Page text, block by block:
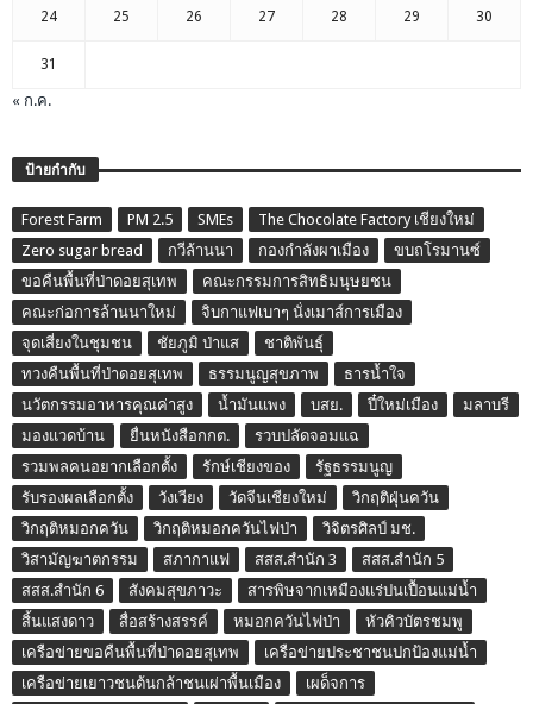
24 25 26 27 28 29 30
31
« ก.ค.
ป้ายกำกับ
Forest Farm PM 2.5 SMEs
The Chocolate Factory เชียงใหม่
Zero sugar bread
กวีล้านนา กองกำลังผาเมือง
ขบถโรมานซ์
ขอคืนพื้นที่ป่าดอยสุเทพ
คณะกรรมการสิทธิมนุษยชน
คณะก่อการล้านนาใหม่
จิบกาแฟเบาๆ นั่งเมาส์การเมือง
จุดเสี่ยงในชุมชน
ชัยภูมิ ป่าแส
ชาติพันธุ์
ทวงคืนพื้นที่ป่าดอยสุเทพ
ธรรมนูญสุขภาพ
ธารน้ำใจ
นวัตกรรมอาหารคุณค่าสูง
น้ำมันแพง บสย. ปี๋ใหม่เมือง
มลาบรี
มองแวดบ้าน
ยื่นหนังสือกกต.
รวบปลัดจอมแฉ
รวมพลคนอยากเลือกตั้ง
รักษ์เชียงของ
รัฐธรรมนูญ
รับรองผลเลือกตั้ง
วังเวียง วัดจีนเชียงใหม่
วิกฤติฝุ่นควัน
วิกฤติหมอกควัน
วิกฤติหมอกควันไฟป่า
วิจิตรศิลป์ มช.
วิสามัญฆาตกรรม
สภากาแฟ สสส.สำนัก 3
สสส.สำนัก 5
สสส.สำนัก 6
สังคมสุขภาวะ
สารพิษจากเหมืองแร่ปนเปื้อนแม่น้ำ
สิ้นแสงดาว
สื่อสร้างสรรค์ หมอกควันไฟป่า
หัวคิวบัตรชมพู
เครือข่ายขอคืนพื้นที่ป่าดอยสุเทพ
เครือข่ายประชาชนปกป้องแม่น้ำ
เครือข่ายเยาวชนต้นกล้าชนเผ่าพื้นเมือง
เผด็จการ